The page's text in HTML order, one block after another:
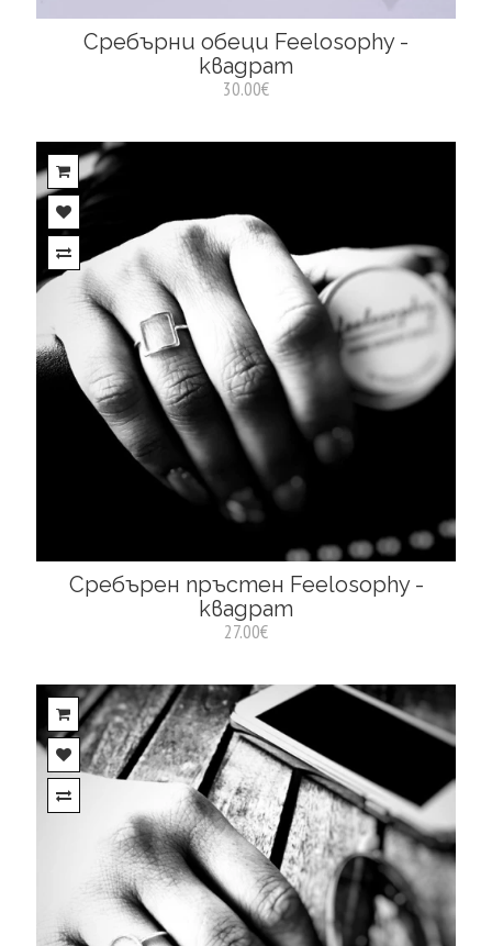
Сребърни обеци Feelosophy -
квадрат
30.00€
Сребърен пръстен Feelosophy -
квадрат
27.00€